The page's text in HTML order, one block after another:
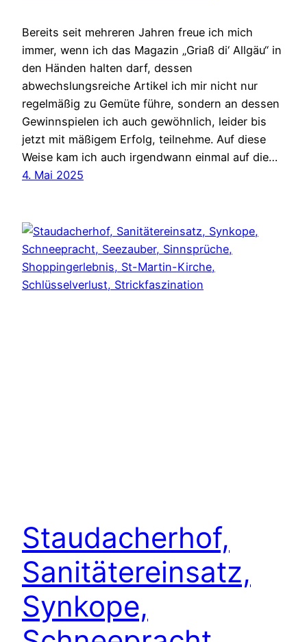
Bereits seit mehreren Jahren freue ich mich
immer, wenn ich das Magazin „Griaß di‘ Allgäu“ in
den Händen halten darf, dessen
abwechslungsreiche Artikel ich mir nicht nur
regelmäßig zu Gemüte führe, sondern an dessen
Gewinnspielen ich auch gewöhnlich, leider bis
jetzt mit mäßigem Erfolg, teilnehme. Auf diese
Weise kam ich auch irgendwann einmal auf die…
4. Mai 2025
Staudacherhof,
Sanitätereinsatz,
Synkope,